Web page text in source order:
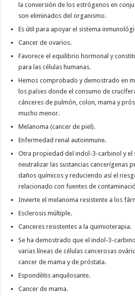
la conversión de los estrógenos en
son eliminados del organismo.
Es útil para apoyar el sistema
Cancer de ovarios.
Favorece el equilibrio hormonal y
para las células humanas.
Hemos comprobado y demostrado en
los países donde el consumo de
cánceres de pulmón, colon, mama y
mucho menor.
Melanoma (cancer de piel).
Enfermedad renal autoinmune.
Otra propiedad del indol-3-carbinol y el
neutralizar las sustancias cancerígenas
daños químicos y reduciendo así el
relacionado con fuentes de
Invierte el melanoma resistente a los
Esclerosis múltiple.
Canceres resistentes a la quimioterapia.
Se ha demostrado que el indol-3-
varias líneas de células cancerosas
cancer de mama y de próstata.
Espondilitis anquilosante.
Cancer de mama.